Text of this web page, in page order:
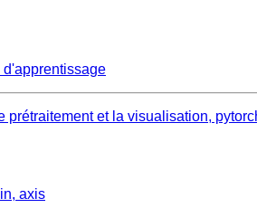
d'apprentissage
et la visualisation,
axis